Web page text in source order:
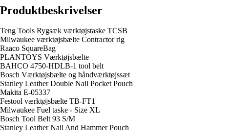
Produktbeskrivelser
Teng Tools Rygsæk værktøjstaske TCSB
Milwaukee værktøjsbælte Contractor rig
Raaco SquareBag
PLANTOYS Værktøjsbælte
BAHCO 4750-HDLB-1 tool belt
Bosch Værktøjsbælte og håndværktøjssæt
Stanley Leather Double Nail Pocket Pouch
Makita E-05337
Festool værktøjsbælte TB-FT1
Milwaukee Fuel taske - Size XL
Bosch Tool Belt 93 S/M
Stanley Leather Nail And Hammer Pouch